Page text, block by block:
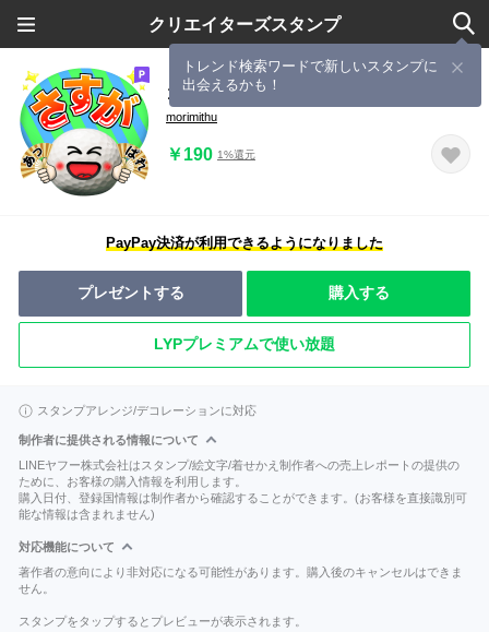
クリエイターズスタンプ
トレンド検索ワードで新しいスタンプに
出会えるかも！
ゴルフ好きにはコレ！ver.7
morimithu
￥190 1%還元
PayPay決済が利用できるようになりました
プレゼントする 購入する
LYPプレミアムで使い放題
スタンプアレンジ/デコレーションに対応
制作者に提供される情報について
LINEヤフー株式会社はスタンプ/絵文字/着せかえ制作者への売上レポートの提供の
ために、お客様の購入情報を利用します。
購入日付、登録国情報は制作者から確認することができます。(お客様を直接識別可
能な情報は含まれません)
対応機能について
著作者の意向により非対応になる可能性があります。購入後のキャンセルはできま
せん。
スタンプをタップするとプレビューが表示されます。